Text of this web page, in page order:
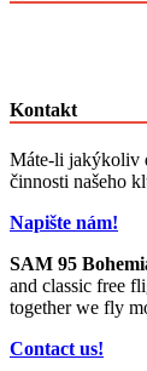
měsících
Kontakt
Máte-li jakýkoliv
činnosti našeho
Napište nám!
SAM 95
and classic free
together we fly
Contact us!